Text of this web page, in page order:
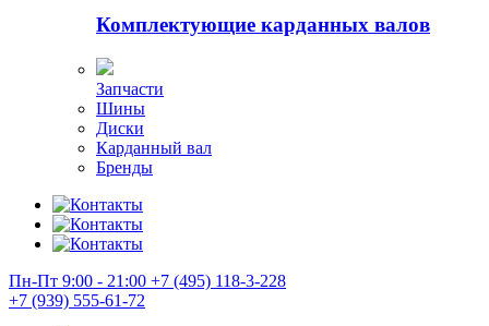
Комплектующие карданных валов
Запчасти
Шины
Диски
Карданный вал
Бренды
Пн-Пт 9:00 - 21:00 +7 (495) 118-3-228
+7 (939) 555-61-72